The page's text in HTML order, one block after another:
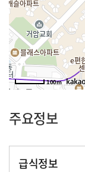
100m
주요정보
급식정보